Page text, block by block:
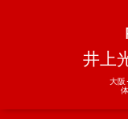
井上
大阪